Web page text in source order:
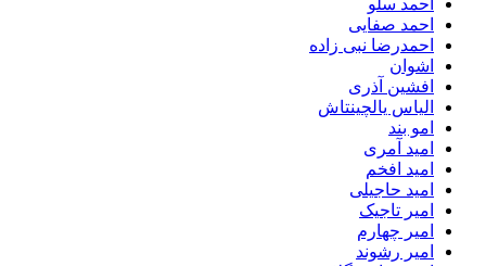
احمد صفایی
احمدرضا نبی زاده
اشوان
افشین آذری
الیاس یالچینتاش
امو بند
امید آمری
امید افخم
امید حاجیلی
امیر تاجیک
امیر چهارم
امیر رشوند